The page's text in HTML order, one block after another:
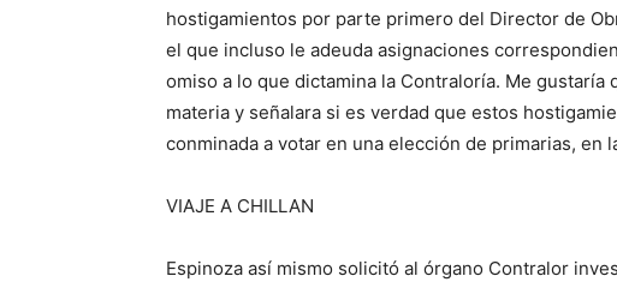
hostigamientos por parte primero del Director de
el que incluso le adeuda asignaciones
omiso a lo que dictamina la Contraloría. Me
materia y señalara si es verdad que estos
conminada a votar en una elección de primarias, en
VIAJE A CHILLAN
Espinoza así mismo solicitó al órgano Contralor